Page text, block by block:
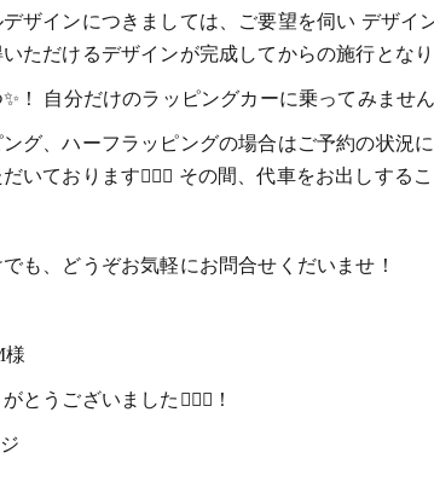
ザインにつきましては、ご要望を伺い デザ
ただけるデザインが完成してからの施行となり
！ 自分だけのラッピングカーに乗ってみません
グ、ハーフラッピングの場合はご予約の状況
いております🙇🏻‍♂️ その間、代車をお出しするこ
も、どうぞお気軽にお問合せくだいませ！
様
とうございました🙇🏻‍♂️！